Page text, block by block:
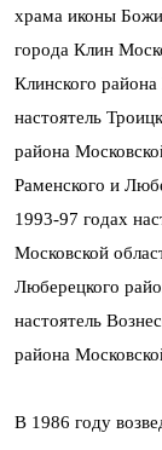
храма иконы
города Клин
Клинского
настоятель
района
Раменского и
1993-97 годах
Московской
Люберецкого
настоятель
района
В 1986 году